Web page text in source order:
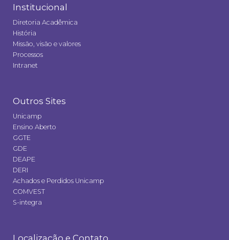
Institucional
Diretoria Acadêmica
História
Missão, visão e valores
Processos
Intranet
Outros Sites
Unicamp
Ensino Aberto
GGTE
GDE
DEAPE
DERI
Achados e Perdidos Unicamp
COMVEST
S-integra
Localização e Contato